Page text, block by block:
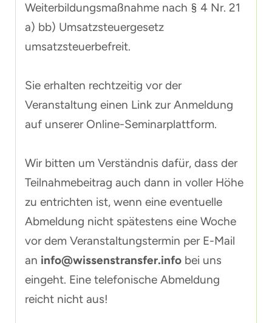
Weiterbildungsmaßnahme nach § 4 Nr. 21
a) bb) Umsatzsteuergesetz
umsatzsteuerbefreit.
Sie erhalten rechtzeitig vor der
Veranstaltung einen Link zur Anmeldung
auf unserer Online-Seminarplattform.
Wir bitten um Verständnis dafür, dass der
Teilnahmebeitrag auch dann in voller Höhe
zu entrichten ist, wenn eine eventuelle
Abmeldung nicht spätestens eine Woche
vor dem Veranstaltungstermin per E-Mail
an info@wissenstransfer.info bei uns
eingeht. Eine telefonische Abmeldung
reicht nicht aus!